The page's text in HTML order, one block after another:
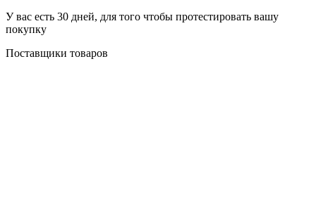
У вас есть 30 дней, для того чтобы протестировать вашу
покупку
Поставщики товаров